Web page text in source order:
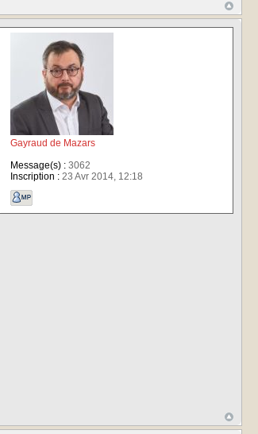
Gayraud de Mazars
Message(s) :3062
Inscription :23 Avr 2014, 12:18